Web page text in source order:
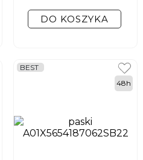
DO KOSZYKA
BEST
48h